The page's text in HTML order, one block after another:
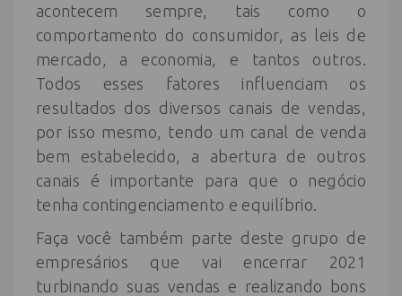
acontecem sempre, tais como o
comportamento do consumidor, as leis de
mercado, a economia, e tantos outros.
Todos esses fatores influenciam os
resultados dos diversos canais de vendas,
por isso mesmo, tendo um canal de venda
bem estabelecido, a abertura de outros
canais é importante para que o negócio
tenha contingenciamento e equilíbrio.
Faça você também parte deste grupo de
empresários que vai encerrar 2021
turbinando suas vendas e realizando bons